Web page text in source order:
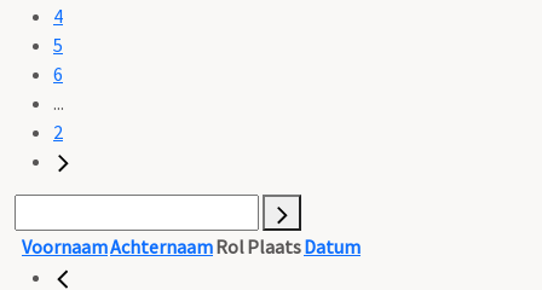
4
5
6
...
2
VoornaamAchternaamRolPlaatsDatum